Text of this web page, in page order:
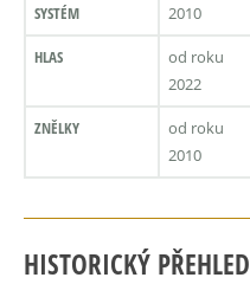
SYSTÉM
2010
HLAS
od roku
2022
ZNĚLKY
od roku
2010
HISTORICKÝ PŘEHLED